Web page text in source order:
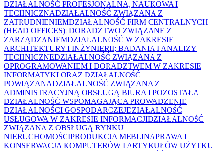
DZIAŁALNOŚĆ PROFESJONALNA, NAUKOWA I
TECHNICZNADZIAŁALNOŚĆ ZWIĄZANA Z
ZATRUDNIENIEMDZIAŁALNOŚĆ FIRM CENTRALNYCH
(HEAD OFFICES); DORADZTWO ZWIĄZANE Z
ZARZĄDZANIEMDZIAŁALNOŚĆ W ZAKRESIE
ARCHITEKTURY I INŻYNIERII; BADANIA I ANALIZY
TECHNICZNEDZIAŁALNOŚĆ ZWIĄZANA Z
OPROGRAMOWANIEM I DORADZTWEM W ZAKRESIE
INFORMATYKI ORAZ DZIAŁALNOŚĆ
POWIĄZANADZIAŁALNOŚĆ ZWIĄZANA Z
ADMINISTRACYJNĄ OBSŁUGĄ BIURA I POZOSTAŁA
DZIAŁALNOŚĆ WSPOMAGAJĄCA PROWADZENIE
DZIAŁALNOŚCI GOSPODARCZEJDZIAŁALNOŚĆ
USŁUGOWA W ZAKRESIE INFORMACJIDZIAŁALNOŚĆ
ZWIĄZANA Z OBSŁUGĄ RYNKU
NIERUCHOMOŚCIPRODUKCJA MEBLINAPRAWA I
KONSERWACJA KOMPUTERÓW I ARTYKUŁÓW UŻYTKU